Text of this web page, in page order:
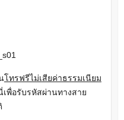
โทรฟรีไม่เสียค่าธรรมเนียม
เพื่อรับรหัสผ่านทางสาย